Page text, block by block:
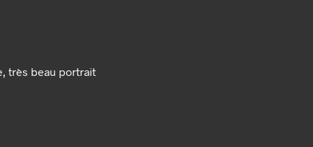
très beau portrait